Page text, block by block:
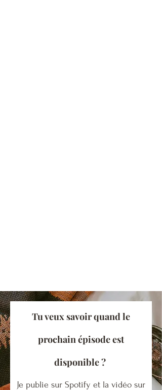
Tu veux savoir quand le
prochain épisode est
disponible ?
Je publie sur Spotify et la vidéo sur